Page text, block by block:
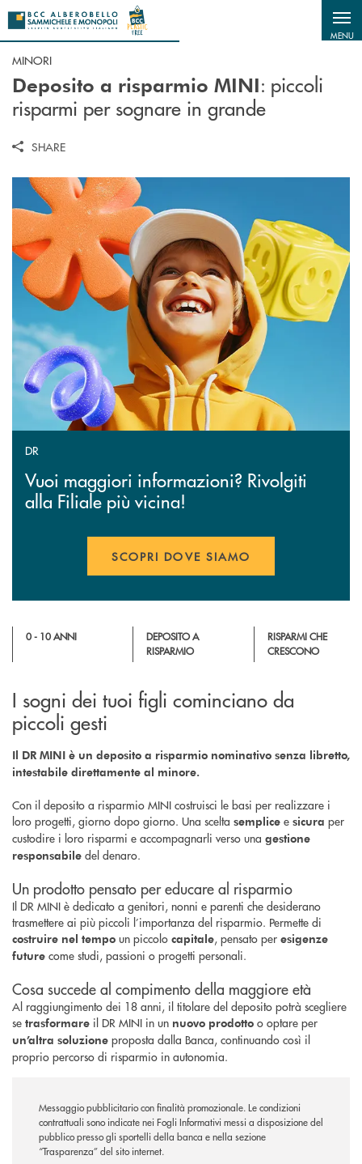
Salta al contenuto principale
MENU
MINORI
Deposito a risparmio MINI: piccoli
risparmi per sognare in grande
SHARE
DR
Vuoi maggiori informazioni? Rivolgiti
alla Filiale più vicina!
SCOPRI DOVE SIAMO
0 - 10 ANNI
DEPOSITO A
RISPARMIO
RISPARMI CHE
CRESCONO
I sogni dei tuoi figli cominciano da
piccoli gesti
Il DR MINI è un deposito a risparmio nominativo senza libretto,
intestabile direttamente al minore.
Con il deposito a risparmio MINI costruisci le basi per realizzare i
loro progetti, giorno dopo giorno. Una scelta semplice e sicura per
custodire i loro risparmi e accompagnarli verso una gestione
responsabile del denaro.
Un prodotto pensato per educare al risparmio
Il DR MINI è dedicato a genitori, nonni e parenti che desiderano
trasmettere ai più piccoli l’importanza del risparmio. Permette di
costruire nel tempo un piccolo capitale, pensato per esigenze
future come studi, passioni o progetti personali.
Cosa succede al compimento della maggiore età
Al raggiungimento dei 18 anni, il titolare del deposito potrà scegliere
se trasformare il DR MINI in un nuovo prodotto o optare per
un’altra soluzione proposta dalla Banca, continuando così il
proprio percorso di risparmio in autonomia.
Messaggio pubblicitario con finalità promozionale. Le condizioni
contrattuali sono indicate nei Fogli Informativi messi a disposizione del
pubblico presso gli sportelli della banca e nella sezione
“Trasparenza” del sito internet.